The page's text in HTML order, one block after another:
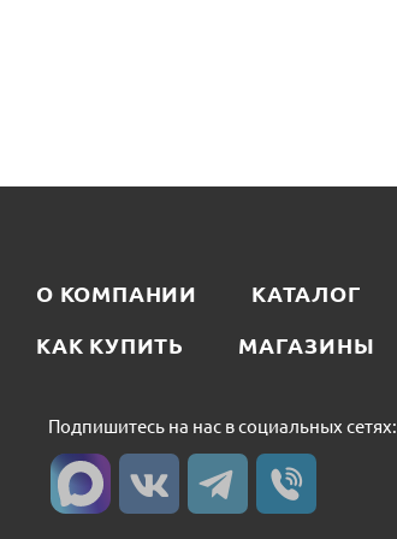
О КОМПАНИИ КАТАЛОГ
КАК КУПИТЬ
МАГАЗИНЫ
Подпишитесь на нас в социальных сетях: